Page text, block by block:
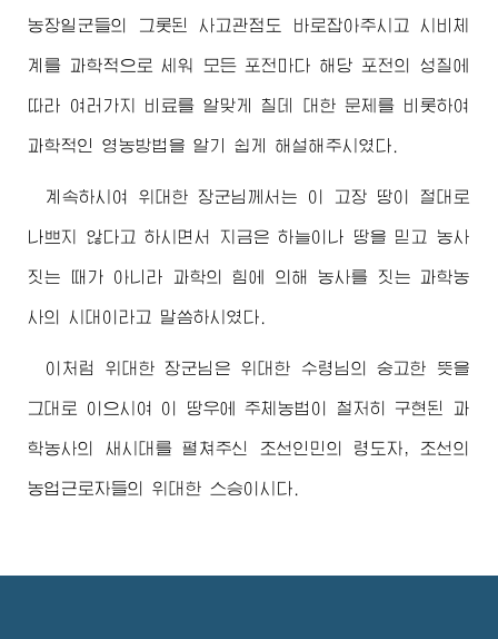
농장일군들의 그롯된 사고관점도 바로잡아주시고 시비체
계를 과학적으로 세워 모든 포전마다 해당 포전의 성질에
따라 여러가지 비료를 알맞게 칠데 대한 문제를 비롯하여
과학적인 영농방법을 알기 쉽게 해설해주시였다.
계속하시여 위대한 장군님께서는 이 고장 땅이 절대로
나쁘지 않다고 하시면서 지금은 하늘이나 땅을 믿고 농사
짓는 때가 아니라 과학의 힘에 의해 농사를 짓는 과학농
사의 시대이라고 말씀하시였다.
이처럼 위대한 장군님 은위대한 수령님 의 숭고한 뜻을
그대로 이으시여 이 땅우에 주체농법이 철저히 구현된 과
학농사의 새시대를 펼쳐주신 조선인민의 령도자 , 조선의
농업근로자들의 위대한 스승이시다.